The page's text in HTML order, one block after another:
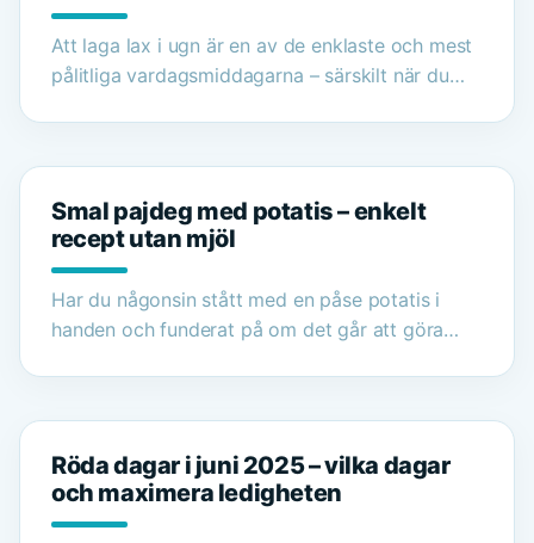
Att laga lax i ugn är en av de enklaste och mest
pålitliga vardagsmiddagarna – särskilt när du…
Smal pajdeg med potatis – enkelt
recept utan mjöl
Har du någonsin stått med en påse potatis i
handen och funderat på om det går att göra…
Röda dagar i juni 2025 – vilka dagar
och maximera ledigheten